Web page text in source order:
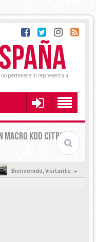
pertenece ni representa a
MACRO KDD CITROËN
Bienvenido,Visitante